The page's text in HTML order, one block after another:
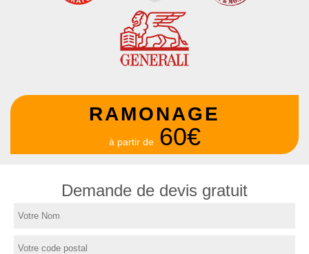
RAMONAGE
à partir de 60€
Demande de devis gratuit